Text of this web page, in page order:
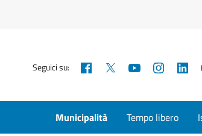
Seguici su: Facebook YouTube
Municipalità Tempo libero